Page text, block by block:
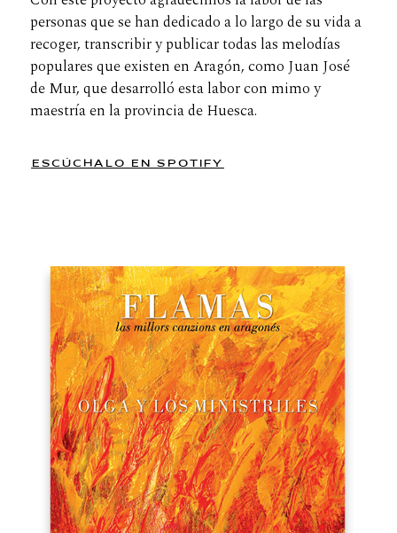
personas que se han dedicado a lo largo de su vida a
recoger, transcribir y publicar todas las melodías
populares que existen en Aragón, como Juan José
de Mur, que desarrolló esta labor con mimo y
maestría en la provincia de Huesca.
ESCÚCHALO EN SPOTIFY